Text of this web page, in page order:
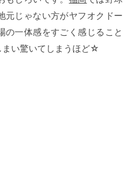
元じゃない方がヤフオクドー
の一体感をすごく感じること
まい驚いてしまうほど☆